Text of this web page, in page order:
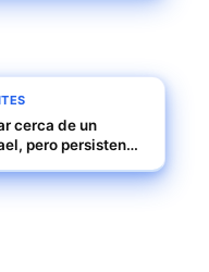
Venezuela
cerca de un
pero persisten